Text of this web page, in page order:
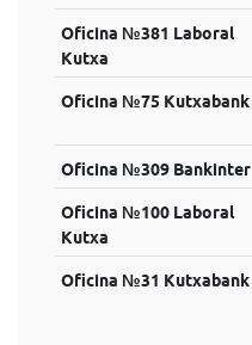
Oficina №381 Laboral
Kutxa
Oficina №75 Kutxabank
Oficina №309 Bankinter
Oficina №100 Laboral
Kutxa
Oficina №31 Kutxabank